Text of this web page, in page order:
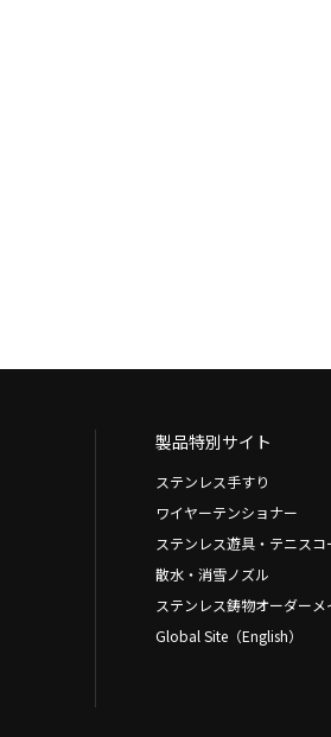
製品特別サイト
ステンレス手すり
ワイヤーテンショナー
ステンレス遊具・テニスコ
散水・消雪ノズル
ステンレス鋳物オーダーメ
Global Site（English）